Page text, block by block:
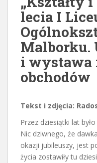
lecia I
Malborku.
i wystawa
obchodów
Tekst i zdjęcia:
Przez dziesiątki lat
Nic dziwnego, że
okazji jubileuszy, jest
życia zostawiły tu